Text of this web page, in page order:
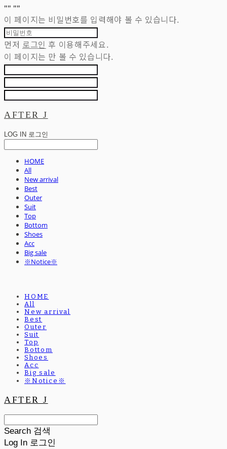
"" ""
이 페이지는 비밀번호를 입력해야 볼 수 있습니다.
먼저 로그인 후 이용해주세요.
이 페이지는 만 볼 수 있습니다.
AFTER J
LOG IN 로그인
HOME
All
New arrival
Best
Outer
Suit
Top
Bottom
Shoes
Acc
Big sale
※Notice※
HOME
All
New arrival
Best
Outer
Suit
Top
Bottom
Shoes
Acc
Big sale
※Notice※
AFTER J
Search 검색
Log In 로그인